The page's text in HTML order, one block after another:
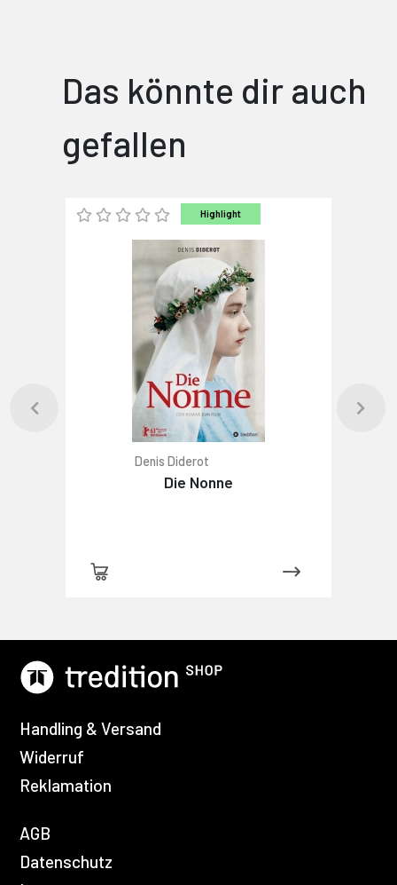
Das könnte dir auch
gefallen
Highlight
Denis Diderot
Die Nonne
Handling & Versand
Widerruf
Reklamation
AGB
Datenschutz